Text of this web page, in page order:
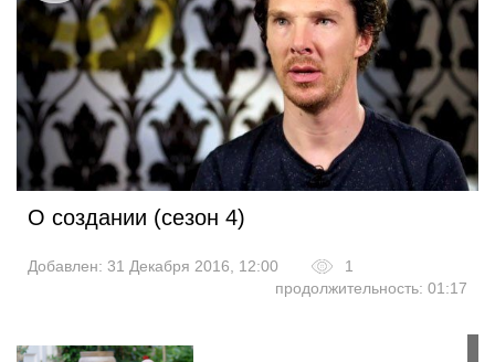
О создании (сезон 4)
Добавлен: 31 Декабря 2016, 12:00
1
продолжительность: 01:17